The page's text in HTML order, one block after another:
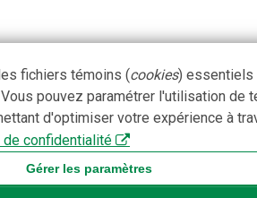
fichiers témoins (cookies) essentiels
pouvez paramétrer l'utilisation de
d'optimiser votre expérience à
confidentialité
Gérer les paramètres